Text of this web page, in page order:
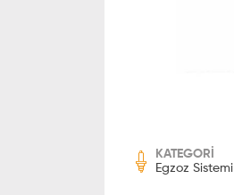
KATEGORİ
Egzoz Sistemi